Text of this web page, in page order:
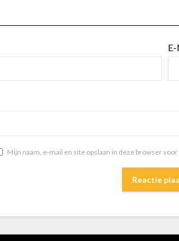
Mijn naam, e-mail en site opslaan in deze browser